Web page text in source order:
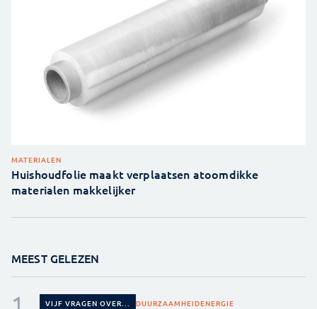
MATERIALEN
Huishoudfolie maakt verplaatsen atoomdikke
materialen makkelijker
MEEST GELEZEN
VIJF VRAGEN OVER... DUURZAAMHEIDENERGIE